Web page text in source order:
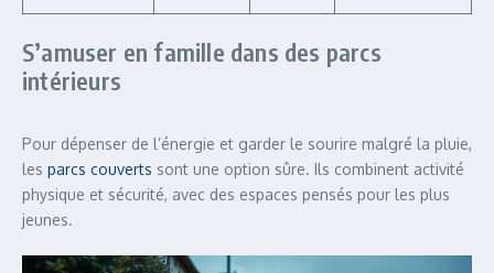
S’amuser en famille dans des parcs
intérieurs
Pour dépenser de l’énergie et garder le sourire malgré la pluie,
les parcs couverts sont une option sûre. Ils combinent activité
physique et sécurité, avec des espaces pensés pour les plus
jeunes.